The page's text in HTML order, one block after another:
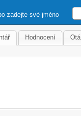
zadejte své jméno
Hodnocení